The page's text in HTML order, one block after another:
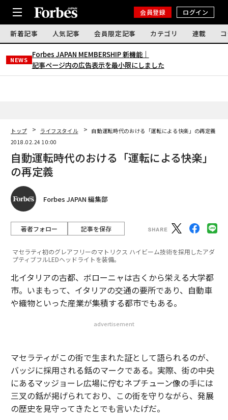
会員登録 ログイン
新着記事 人気記事 会員限定記事 カテゴリ 連載
NEWS
Forbes JAPAN MEMBERSHIP 新機能｜
記事ページ内の広告表示を最小限にしました
トップ ライフスタイル
自動運転時代のおける「運転による快楽」の再定義
2018.02.24 10:00
自動運転時代のおける「運転による快楽」
の再定義
Forbes JAPAN 編集部
著者フォロー 記事を保存
マセラティ初のグレアフリーのマトリクス ハイビーム技術を採用したアダ
プティブフルLEDヘッドライトを装備。
北イタリアの古都、ボローニャは古くから栄える大学都
市。いまもって、イタリアの交通の要所であり、自動車
や織物といった産業が集積する都市でもある。
advertisement
マセラティがこの街で生まれた証として語られるのが、
バッジに採用される銛のマークである。実際、街の中央
にあるマッジョーレ広場に佇むネプチューン像の手には
三叉の銛が掲げられており、この街を守りながら、発展
の歴史を見守ってきたとでも言いたげだ。